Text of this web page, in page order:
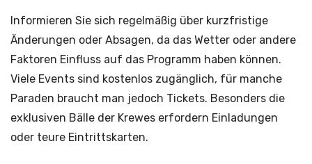
Informieren Sie sich regelmäßig über kurzfristige
Änderungen oder Absagen, da das Wetter oder andere
Faktoren Einfluss auf das Programm haben können.
Viele Events sind kostenlos zugänglich, für manche
Paraden braucht man jedoch Tickets. Besonders die
exklusiven Bälle der Krewes erfordern Einladungen
oder teure Eintrittskarten.